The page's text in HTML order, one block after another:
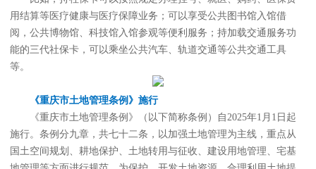
用结算等医疗健康与医疗保障业务；可以享受公共图书馆入馆借
阅，公共博物馆、科技馆入馆参观等便利服务；持加载交通服务功
能的三代社保卡，可以乘坐公共汽车、轨道交通等公共交通工具
等。
《重庆市土地管理条例》施行
《重庆市土地管理条例》（以下简称条例）自2025年1月1日起
施行。条例分九章，共七十二条，以加强土地管理为主线，重点从
国土空间规划、耕地保护、土地转用与征收、建设用地管理、宅基